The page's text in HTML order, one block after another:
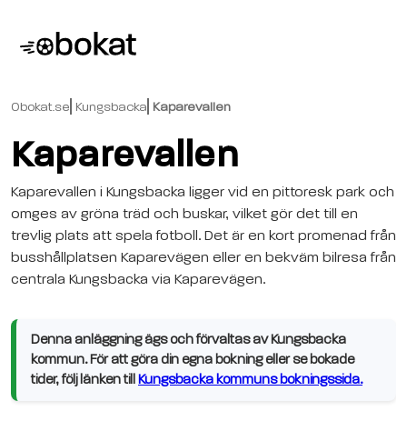
Obokat.se Kungsbacka Kaparevallen
Kaparevallen
Kaparevallen i Kungsbacka ligger vid en pittoresk park och
omges av gröna träd och buskar, vilket gör det till en
trevlig plats att spela fotboll. Det är en kort promenad från
busshållplatsen Kaparevägen eller en bekväm bilresa från
centrala Kungsbacka via Kaparevägen.
Denna anläggning ägs och förvaltas av Kungsbacka
kommun. För att göra din egna bokning eller se bokade
tider, följ länken till Kungsbacka kommuns bokningssida.